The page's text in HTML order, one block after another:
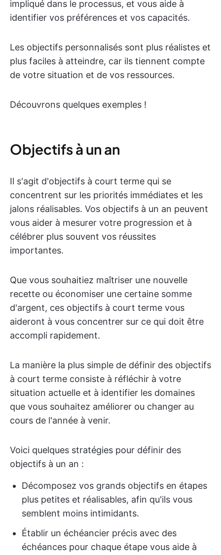
impliqué dans le processus, et vous aide à
identifier vos préférences et vos capacités.
Les objectifs personnalisés sont plus réalistes et
plus faciles à atteindre, car ils tiennent compte
de votre situation et de vos ressources.
Découvrons quelques exemples !
Objectifs à un an
Il s'agit d'objectifs à court terme qui se
concentrent sur les priorités immédiates et les
jalons réalisables. Vos objectifs à un an peuvent
vous aider à mesurer votre progression et à
célébrer plus souvent vos réussites
importantes.
Que vous souhaitiez maîtriser une nouvelle
recette ou économiser une certaine somme
d'argent, ces objectifs à court terme vous
aideront à vous concentrer sur ce qui doit être
accompli rapidement.
La manière la plus simple de définir des objectifs
à court terme consiste à réfléchir à votre
situation actuelle et à identifier les domaines
que vous souhaitez améliorer ou changer au
cours de l'année à venir.
Voici quelques stratégies pour définir des
objectifs à un an :
Décomposez vos grands objectifs en étapes
plus petites et réalisables, afin qu'ils vous
semblent moins intimidants.
Établir un échéancier précis avec des
échéances pour chaque étape vous aide à